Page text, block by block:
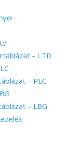
– LTD
– PLC
– LBG